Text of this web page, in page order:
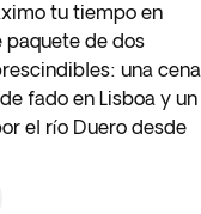
tu tiempo en
paquete de dos
una cena
fado en Lisboa y un
el río Duero desde